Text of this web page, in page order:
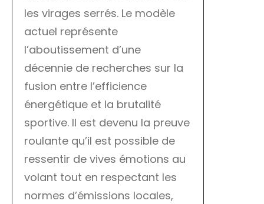
les virages serrés. Le modèle
actuel représente
l’aboutissement d’une
décennie de recherches sur la
fusion entre l’efficience
énergétique et la brutalité
sportive. Il est devenu la preuve
roulante qu’il est possible de
ressentir de vives émotions au
volant tout en respectant les
normes d’émissions locales,